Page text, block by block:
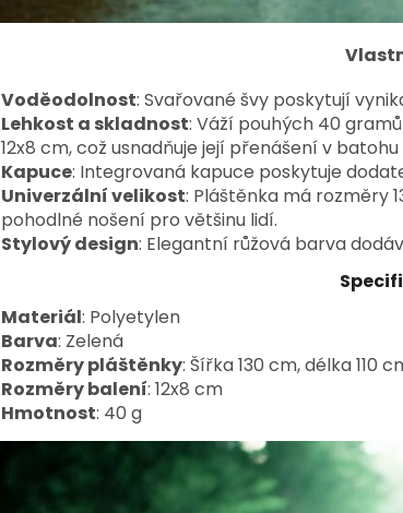
Voděodolnost: Svařované švy poskytují
Lehkost a skladnost: Váží pouhých 40
12x8 cm, což usnadňuje její přenášení v
Kapuce: Integrovaná kapuce poskytuje
Univerzální velikost: Pláštěnka má rozměry
pohodlné nošení pro většinu lidí.
Stylový design: Elegantní růžová barva
Materiál: Polyetylen
Barva: Zelená
Rozměry pláštěnky: Šířka 130 cm, délka 110
Rozměry balení: 12x8 cm
Hmotnost: 40 g